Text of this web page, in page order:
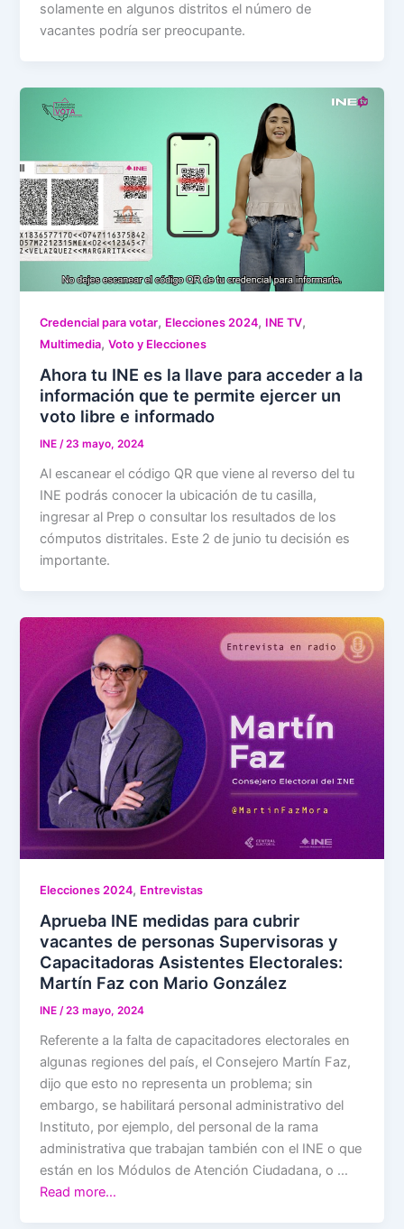
solamente en algunos distritos el número de
vacantes podría ser preocupante.
Credencial para votar, Elecciones 2024, INE TV,
Multimedia,Voto y Elecciones
Ahora tu INE es la llave para acceder a la
información que te permite ejercer un
voto libre e informado
INE/23 mayo, 2024
Al escanear el código QR que viene al reverso del tu
INE podrás conocer la ubicación de tu casilla,
ingresar al Prep o consultar los resultados de los
cómputos distritales. Este 2 de junio tu decisión es
importante.
Elecciones 2024, Entrevistas
Aprueba INE medidas para cubrir
vacantes de personas Supervisoras y
Capacitadoras Asistentes Electorales:
Martín Faz con Mario González
INE/23 mayo, 2024
Referente a la falta de capacitadores electorales en
algunas regiones del país, el Consejero Martín Faz,
dijo que esto no representa un problema; sin
embargo, se habilitará personal administrativo del
Instituto, por ejemplo, del personal de la rama
administrativa que trabajan también con el INE o que
están en los Módulos de Atención Ciudadana, o …
Read more…